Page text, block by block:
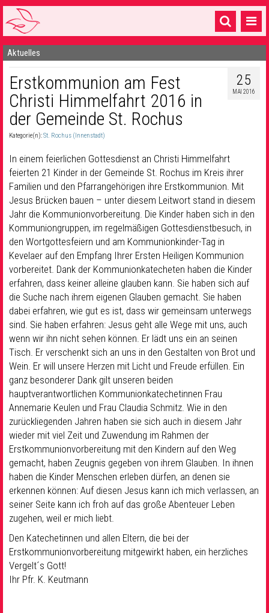
Startseite
1 Pfarrei
16 Gemeinden & mehr
Gottesdienste & Sinnsuche
Sakramente & Feste
Gemeinschaft & Soziales
Musik& Kultur
Seelsorge & Kontakt
Aktuelles
25
MAI 2016
Erstkommunion am Fest
Christi Himmelfahrt 2016 in
der Gemeinde St. Rochus
Kategorie(n):St. Rochus (Innenstadt)
In einem feierlichen Gottesdienst an Christi Himmelfahrt
feierten 21 Kinder in der Gemeinde St. Rochus im Kreis ihrer
Familien und den Pfarrangehörigen ihre Erstkommunion. Mit
Jesus Brücken bauen – unter diesem Leitwort stand in diesem
Jahr die Kommunionvorbereitung. Die Kinder haben sich in den
Kommuniongruppen, im regelmäßigen Gottesdienstbesuch, in
den Wortgottesfeiern und am Kommunionkinder-Tag in
Kevelaer auf den Empfang Ihrer Ersten Heiligen Kommunion
vorbereitet. Dank der Kommunionkatecheten haben die Kinder
erfahren, dass keiner alleine glauben kann. Sie haben sich auf
die Suche nach ihrem eigenen Glauben gemacht. Sie haben
dabei erfahren, wie gut es ist, dass wir gemeinsam unterwegs
sind. Sie haben erfahren: Jesus geht alle Wege mit uns, auch
wenn wir ihn nicht sehen können. Er lädt uns ein an seinen
Tisch. Er verschenkt sich an uns in den Gestalten von Brot und
Wein. Er will unsere Herzen mit Licht und Freude erfüllen. Ein
ganz besonderer Dank gilt unseren beiden
hauptverantwortlichen Kommunionkatechetinnen Frau
Annemarie Keulen und Frau Claudia Schmitz. Wie in den
zurückliegenden Jahren haben sie sich auch in diesem Jahr
wieder mit viel Zeit und Zuwendung im Rahmen der
Erstkommunionvorbereitung mit den Kindern auf den Weg
gemacht, haben Zeugnis gegeben von ihrem Glauben. In ihnen
haben die Kinder Menschen erleben dürfen, an denen sie
erkennen können: Auf diesen Jesus kann ich mich verlassen, an
seiner Seite kann ich froh auf das große Abenteuer Leben
zugehen, weil er mich liebt.
Den Katechetinnen und allen Eltern, die bei der
Erstkommunionvorbereitung mitgewirkt haben, ein herzliches
Vergelt´s Gott!
Ihr Pfr. K. Keutmann